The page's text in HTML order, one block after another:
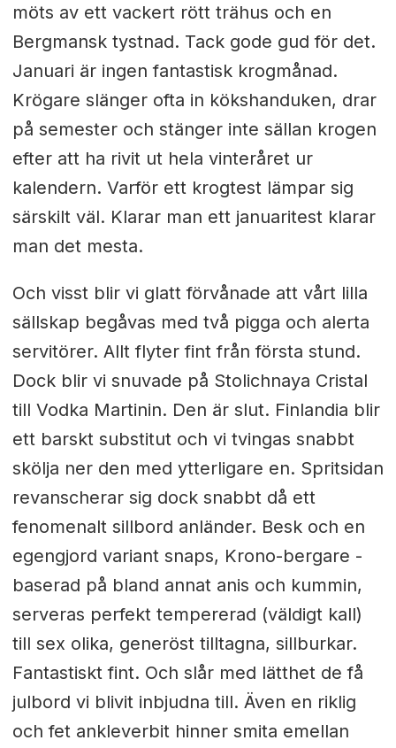
möts av ett vackert rött trähus och en
Bergmansk tystnad. Tack gode gud för det.
Januari är ingen fantastisk krogmånad.
Krögare slänger ofta in kökshanduken, drar
på semester och stänger inte sällan krogen
efter att ha rivit ut hela vinteråret ur
kalendern. Varför ett krogtest lämpar sig
särskilt väl. Klarar man ett januaritest klarar
man det mesta.
Och visst blir vi glatt förvånade att vårt lilla
sällskap begåvas med två pigga och alerta
servitörer. Allt flyter fint från första stund.
Dock blir vi snuvade på Stolichnaya Cristal
till Vodka Martinin. Den är slut. Finlandia blir
ett barskt substitut och vi tvingas snabbt
skölja ner den med ytterligare en. Spritsidan
revanscherar sig dock snabbt då ett
fenomenalt sillbord anländer. Besk och en
egengjord variant snaps, Krono-bergare -
baserad på bland annat anis och kummin,
serveras perfekt tempererad (väldigt kall)
till sex olika, generöst tilltagna, sillburkar.
Fantastiskt fint. Och slår med lätthet de få
julbord vi blivit inbjudna till. Även en riklig
och fet ankleverbit hinner smita emellan